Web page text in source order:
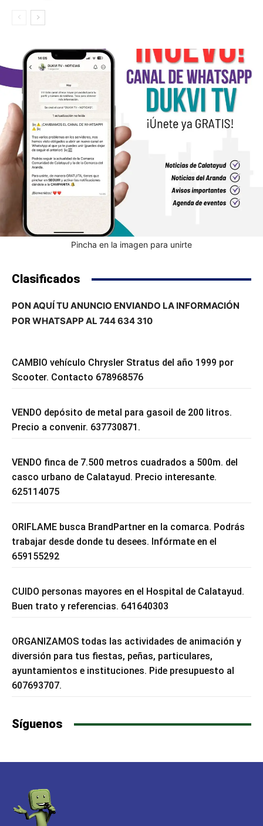
Pincha en la imagen para unirte
Clasificados
PON AQUÍ TU ANUNCIO ENVIANDO LA INFORMACIÓN
POR WHATSAPP AL 744 634 310
CAMBIO vehículo Chrysler Stratus del año 1999 por
Scooter. Contacto 678968576
VENDO depósito de metal para gasoil de 200 litros.
Precio a convenir. 637730871.
VENDO finca de 7.500 metros cuadrados a 500m. del
casco urbano de Calatayud. Precio interesante.
625114075
ORIFLAME busca BrandPartner en la comarca. Podrás
trabajar desde donde tu desees. Infórmate en el
659155292
CUIDO personas mayores en el Hospital de Calatayud.
Buen trato y referencias. 641640303
ORGANIZAMOS todas las actividades de animación y
diversión para tus fiestas, peñas, particulares,
ayuntamientos e instituciones. Pide presupuesto al
607693707.
Síguenos